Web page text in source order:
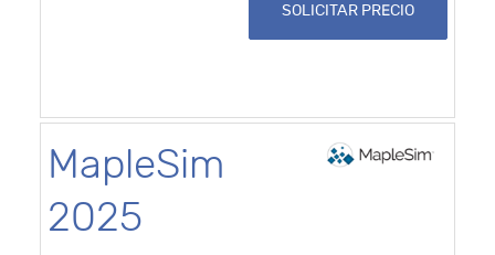
SOLICITAR PRECIO
MapleSim
2025